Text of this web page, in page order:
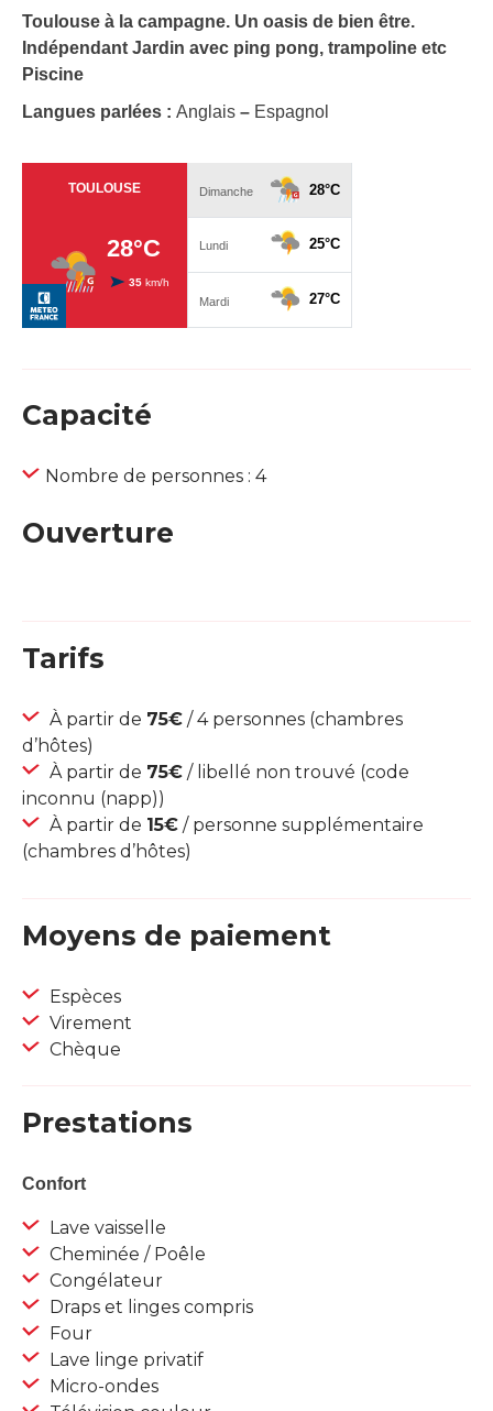
Toulouse à la campagne. Un oasis de bien être.
Indépendant Jardin avec ping pong, trampoline etc
Piscine
Langues parlées : Anglais – Espagnol
Capacité
Nombre de personnes : 4
Ouverture
Tarifs
À partir de 75€ / 4 personnes (chambres
d’hôtes)
À partir de 75€ / libellé non trouvé (code
inconnu (napp))
À partir de 15€ / personne supplémentaire
(chambres d’hôtes)
Moyens de paiement
Espèces
Virement
Chèque
Prestations
Confort
Lave vaisselle
Cheminée / Poêle
Congélateur
Draps et linges compris
Four
Lave linge privatif
Micro-ondes